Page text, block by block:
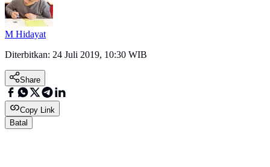
M Hidayat
Diterbitkan: 24 Juli 2019, 10:30 WIB
Share
Copy Link
Batal